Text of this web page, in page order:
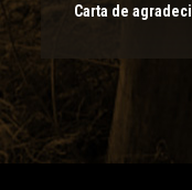
Carta de